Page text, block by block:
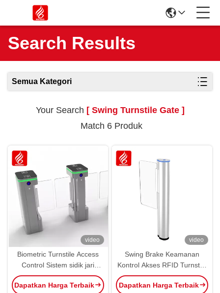
Search Results
Semua Kategori
Your Search [ Swing Turnstile Gate ]
Match 6 Produk
video
Biometric Turnstile Access
Control Sistem sidik jari
Keamanan Swing Turnstile
Gate
Dapatkan Harga Terbaik
video
Swing Brake Keamanan
Kontrol Akses RFID Turnstile
Otomatis Swing Kecepatan
Gerbang Penghalang
Dapatkan Harga Terbaik